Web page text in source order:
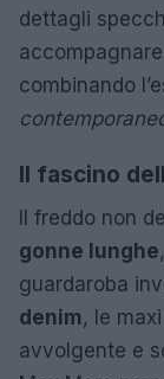
dettagli
combinando
Il fascino
Il freddo non
gonne lunghe
guardaroba
denim, le
avvolgente e